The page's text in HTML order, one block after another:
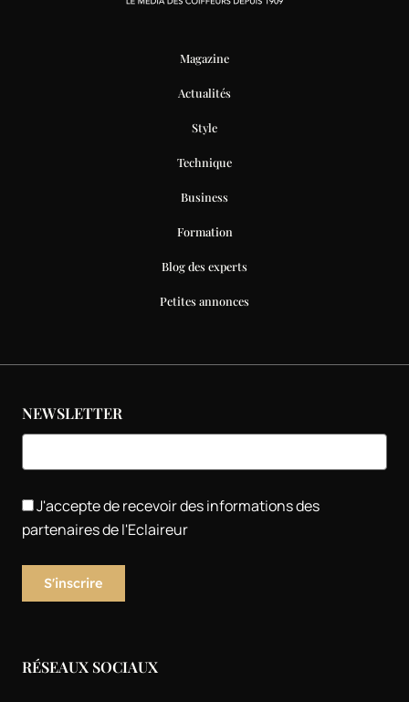
Magazine
Actualités
Style
Technique
Business
Formation
Blog des experts
Petites annonces
NEWSLETTER
J'accepte de recevoir des informations des
partenaires de l'Eclaireur
RÉSEAUX SOCIAUX